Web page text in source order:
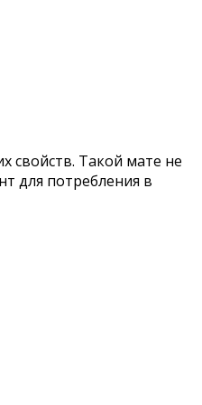
свойств. Такой мате не
для потребления в